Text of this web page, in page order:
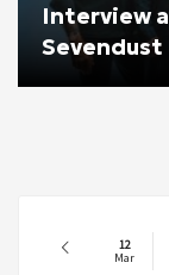
Interview
Sevendust
12
Mar